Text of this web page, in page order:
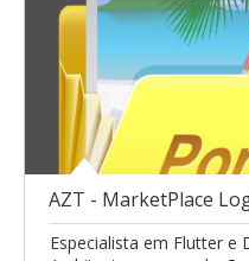
AZT - MarketPlace
Especialista em Flutter e